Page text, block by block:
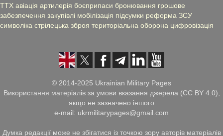
ТТХ авіація артилерія боєприпаси бронювання грошове
забезпечення закупівлі мобілізація підсумки реформа ЗСУ
символіка стрілецька зброя територіальна оборона цифровізація
© 2014-2025 Ukrainian Military Pages
Використання матеріалів за умови вказання джерела (CC BY 4.0),
якщо не зазначено іншого
e-mail: ukrmilitarypages@gmail.com
Думка редакції може не збігатися із точкою зору авторів матеріалів